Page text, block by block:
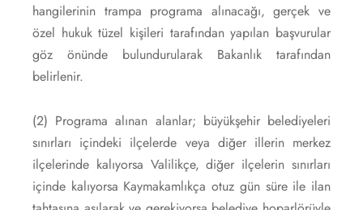
hangilerinin trampa programa alınacağı, gerçek ve
özel hukuk tüzel kişileri tarafından yapılan başvurular
göz önünde bulundurularak Bakanlık tarafından
belirlenir.
(2) Programa alınan alanlar; büyükşehir belediyeleri
sınırları içindeki ilçelerde veya diğer illerin merkez
ilçelerinde kalıyorsa Valilikçe, diğer ilçelerin sınırları
içinde kalıyorsa Kaymakamlıkça otuz gün süre ile ilan